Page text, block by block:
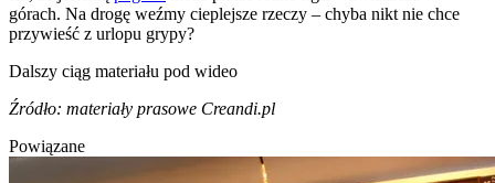
górach. Na drogę weźmy cieplejsze rzeczy – chyba nikt nie chce
przywieść z urlopu grypy?
Dalszy ciąg materiału pod wideo